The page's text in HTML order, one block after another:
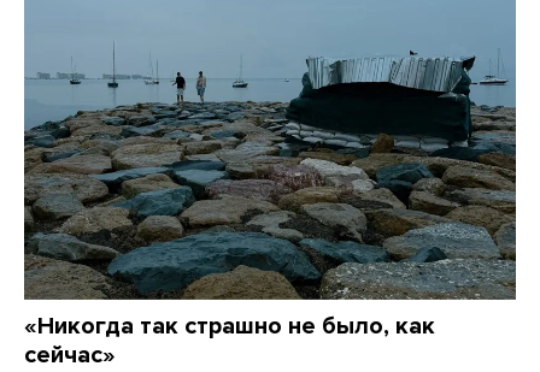
«Никогда так страшно не было, как
сейчас»